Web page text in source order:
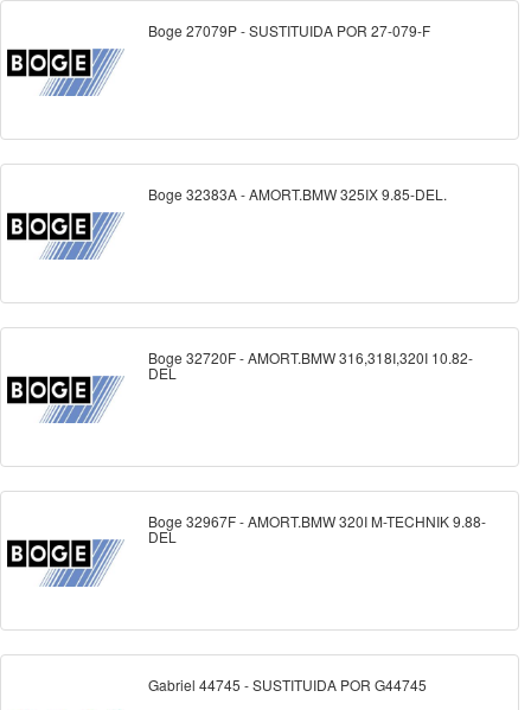
Boge 27079P - SUSTITUIDA POR 27-079-F
Boge 32383A - AMORT.BMW 325IX 9.85-DEL.
Boge 32720F - AMORT.BMW 316,318I,320I 10.82-
DEL
Boge 32967F - AMORT.BMW 320I M-TECHNIK 9.88-
DEL
Gabriel 44745 - SUSTITUIDA POR G44745